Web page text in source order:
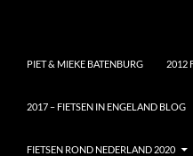
inhoud
PIET & MIEKE BATENBURG 2012
2017 – FIETSEN IN ENGELAND BLOG
FIETSEN ROND NEDERLAND 2020